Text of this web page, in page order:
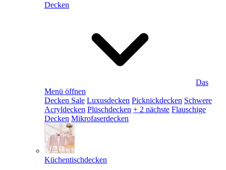
Decken
Das
Menü öffnen
Decken Sale Luxusdecken Picknickdecken Schwere
Acryldecken Plüschdecken + 2 nächste Flauschige
Decken Mikrofaserdecken
Küchentischdecken